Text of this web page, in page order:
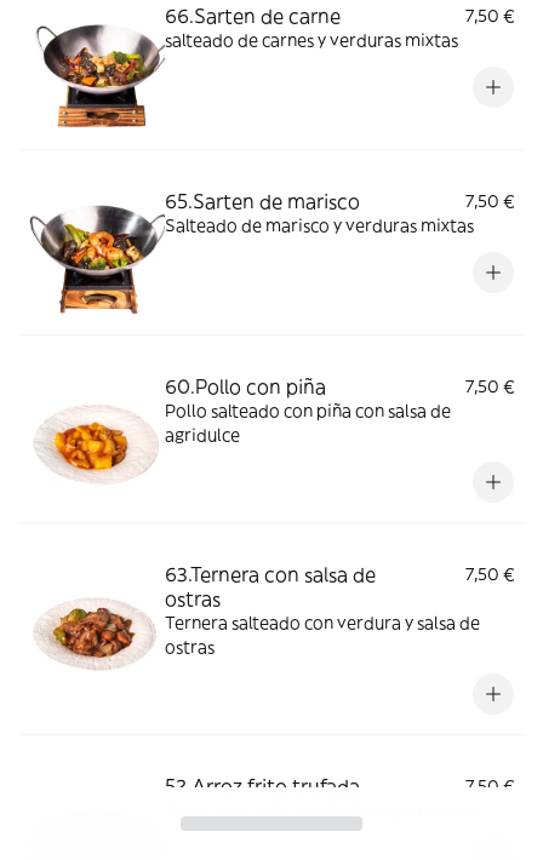
66.Sarten de carne
7,50 €
salteado de carnes y verduras mixtas
65.Sarten de marisco
7,50 €
Salteado de marisco y verduras mixtas
60.Pollo con piña
7,50 €
Pollo salteado con piña con salsa de
agridulce
63.Ternera con salsa de
ostras
7,50 €
Ternera salteado con verdura y salsa de
ostras
52.Arroz frito trufada
7,50 €